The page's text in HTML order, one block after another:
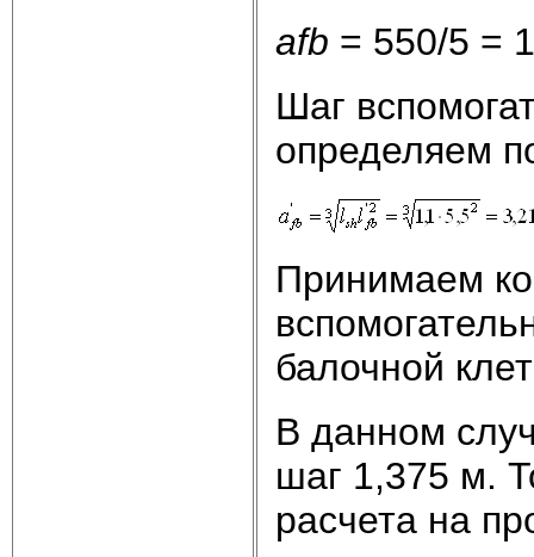
аfb = 550/5 =
Шаг
определяем
Принимаем
балочной
В данном
шаг 1,375 м.
расчета на